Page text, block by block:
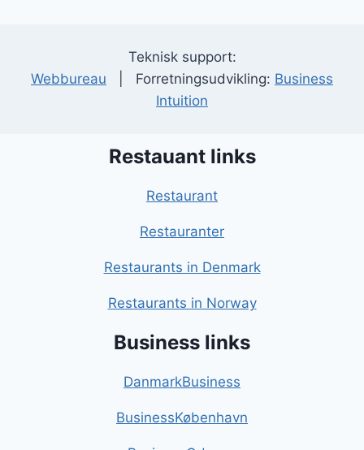
Teknisk support:
Webbureau | Forretningsudvikling: Business
Intuition
Restauant links
Restaurant
Restauranter
Restaurants in Denmark
Restaurants in Norway
Business links
DanmarkBusiness
BusinessKøbenhavn